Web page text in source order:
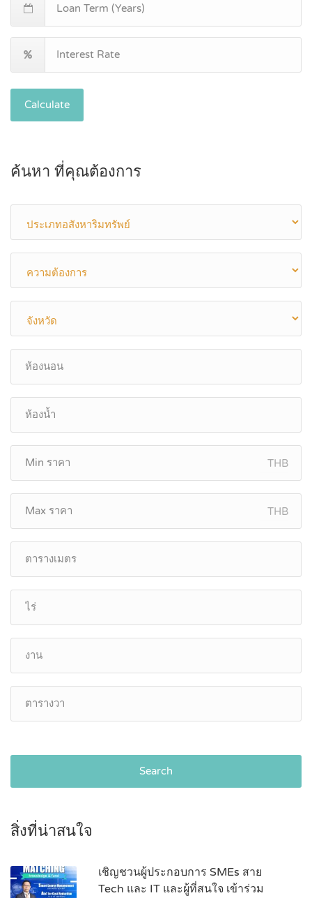
Calculate
ค้นหา ที่คุณต้องการ
THB
THB
Search
สิ่งที่น่าสนใจ
เชิญชวนผู้ประกอบการ SMEs สาย
Tech และ IT และผู้ที่สนใจ เข้าร่วม